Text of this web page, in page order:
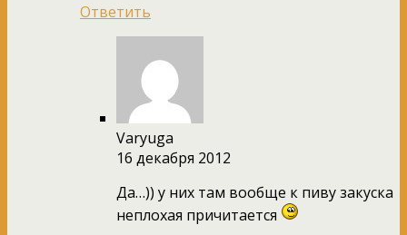
Ответить
Varyuga
16 декабря 2012
Да…)) у них там вообще к пиву закуска
неплохая причитается